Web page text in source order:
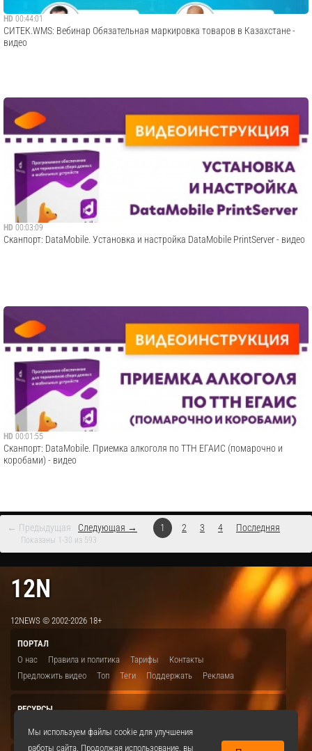
HD 00:44:01
СИТЕК.WMS: Вебинар Обязательная маркировка товаров в Казахстане -
видео
HD 00:03:09
Сканпорт: DataMobile. Установка и настройка DataMobile PrintServer - видео
HD 00:01:55
Сканпорт: DataMobile. Приемка алкоголя по ТТН ЕГАИС (помарочно и
коробами) - видео
← Предыдущая Следующая → 1 2 3 4 Последняя
Показаны 1-30 из 593
12N
12NEWS © 2002-2026 18+
ПОРТАЛ
О нас
Правила и политика Тарифы
Контакты
Предложить видео
Топ Теги Поддержать Реклама
РЕСУРСЫ
Мы используем файлы cookie для улучшения
работы сайта. Продолжая использование, вы